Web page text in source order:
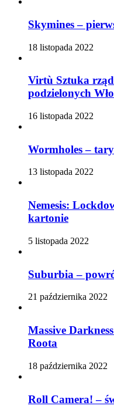
Skymines –
18 listopada 2022
Virtù Sztuka
podzielonych
16 listopada 2022
Wormholes –
13 listopada 2022
Nemesis:
kartonie
5 listopada 2022
Suburbia –
21 października 2022
Massive
Roota
18 października 2022
Roll Camera! –